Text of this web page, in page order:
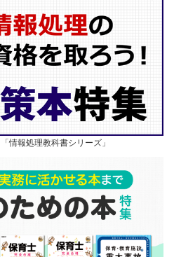
情報処理教科書シリーズ」